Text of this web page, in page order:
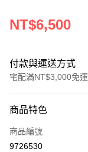
NT$6,500
付款與運送方式
宅配滿NT$3,000免運
信用卡一次付款
信用卡分期付款
商品特色
商品編號
9726530